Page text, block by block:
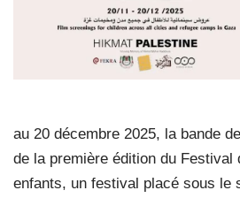
au 20 décembre 2025, la bande
de la première édition du Festival
enfants, un festival placé sous le